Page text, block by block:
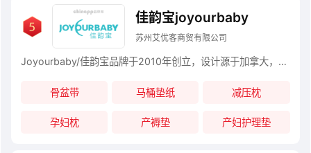
佳韵宝joyourbaby
苏州艾优客商贸有限公司
Joyourbaby/佳韵宝品牌于2010年创立，设计源于加拿大，以“源于妈妈的爱”为理念。自品牌创立以来，佳韵宝团队已经开发出多款拥有国家专利的多功能孕妇枕，非常符合东方女性的体型和审美观
骨盆带 马桶垫纸 减压枕
孕妇枕 产褥垫 产妇护理垫